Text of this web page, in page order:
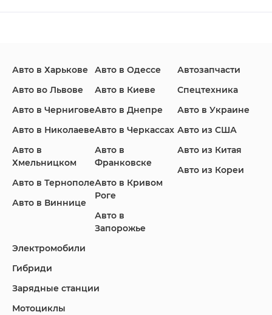
Infiniti Jaguar Jeep
Land Rover
Lincoln
Авто в Харькове
Авто во Львове
Авто в Чернигове
Авто в Николаеве
Авто в
Хмельницком
Авто в Тернополе
Авто в Виннице
Авто в Одессе
Авто в Киеве
Авто в Днепре
Авто в Черкассах
Авто в
Франковске
Авто в Кривом
Роге
Авто в
Запорожье
Автозапчасти
Спецтехника
Авто в Украине
Авто из США
Авто из Китая
Авто из Кореи
Электромобили
Гибриди
Зарядные станции
Мотоциклы